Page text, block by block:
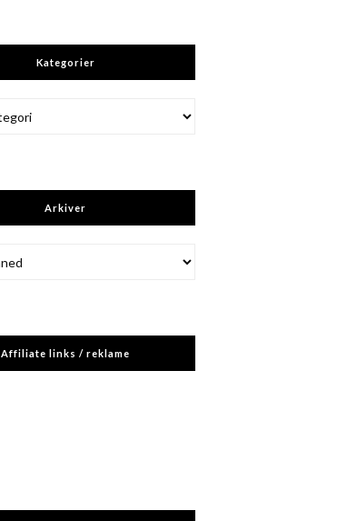
Kategorier
Arkiver
Affiliate links / reklame